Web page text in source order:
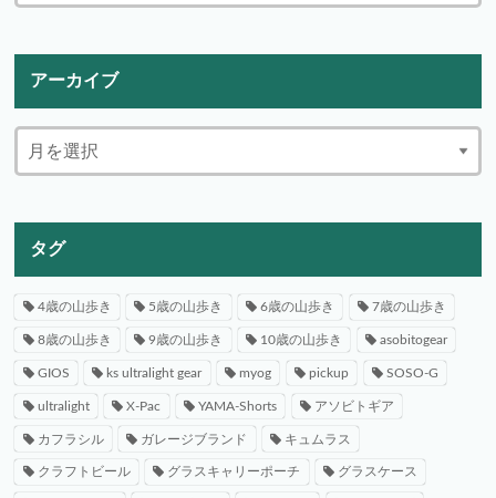
アーカイブ
タグ
4歳の山歩き 5歳の山歩き 6歳の山歩き 7歳の山歩き
8歳の山歩き 9歳の山歩き 10歳の山歩き asobitogear
GIOS ks ultralight gear myog pickup SOSO-G
ultralight X-Pac YAMA-Shorts アソビトギア
カフラシル ガレージブランド キュムラス
クラフトビール グラスキャリーポーチ グラスケース